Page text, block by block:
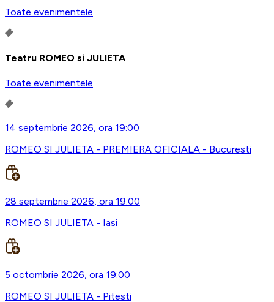
Toate evenimentele
Teatru ROMEO si JULIETA
Toate evenimentele
14 septembrie 2026, ora 19:00
ROMEO SI JULIETA - PREMIERA OFICIALA - Bucuresti
28 septembrie 2026, ora 19:00
ROMEO SI JULIETA - Iasi
5 octombrie 2026, ora 19:00
ROMEO SI JULIETA - Pitesti